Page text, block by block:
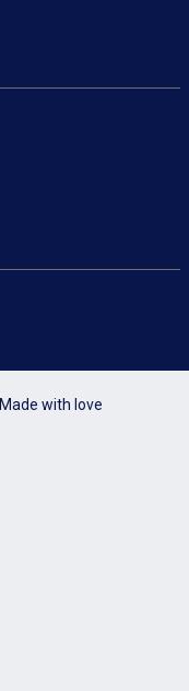
Made with love